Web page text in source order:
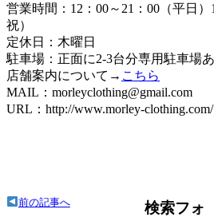
営業時間：12：00～21：00（平日）
祝）
定休日：木曜日
駐車場：正面に2-3台分専用駐車場
店舗案内について→ こちら
MAIL：morleyclothing@gmail.com
URL：http://www.morley-clothing.com/
前の記事へ
検索フォ